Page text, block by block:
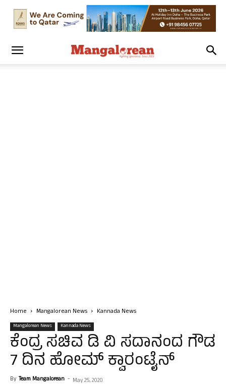
Home Mangalorean News Kannada News
Mangalorean News Kannada News
ಕೆಂದ್ರ ಸಚಿವ ಡಿ ವಿ ಸದಾನಂದ ಗೌಡ
7 ದಿನ ಹೋಮ್ ಕ್ವಾರಂಟೈನ್
By Team Mangalorean - May 25, 2020